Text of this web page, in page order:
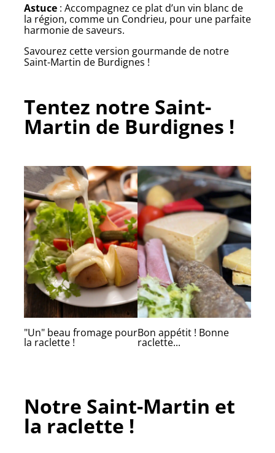
Astuce : Accompagnez ce plat d’un vin blanc de
la région, comme un Condrieu, pour une parfaite
harmonie de saveurs.
Savourez cette version gourmande de notre
Saint-Martin de Burdignes !
Tentez notre Saint-
Martin de Burdignes !
"Un" beau fromage pour
la raclette !
Bon appétit ! Bonne
raclette...
Notre Saint-Martin et
la raclette !